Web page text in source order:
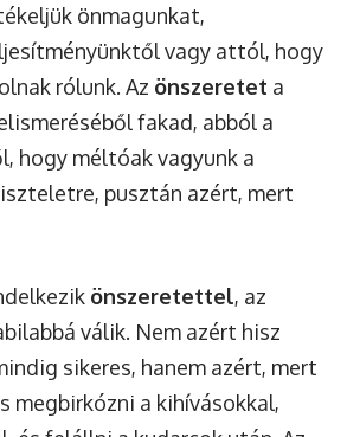
önmagunkat,
vagy attól, hogy
rólunk. Az önszeretet a
fakad, abból a
hogy méltóak vagyunk a
pusztán azért, mert
önszeretettel, az
válik. Nem azért hisz
sikeres, hanem azért, mert
megbirkózni a kihívásokkal,